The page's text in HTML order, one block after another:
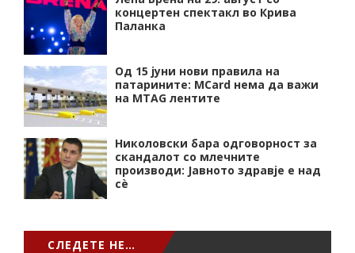
концертен спектакл во Крива
Паланка
Од 15 јуни нови правила на
патарините: MCard нема да важи
на MTAG лентите
Николовски бара одговорност за
скандалот со млечните
производи: Јавното здравје е над
сѐ
СЛЕДЕТЕ НЕ…